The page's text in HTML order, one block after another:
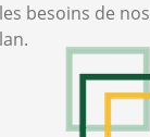
besoins de nos